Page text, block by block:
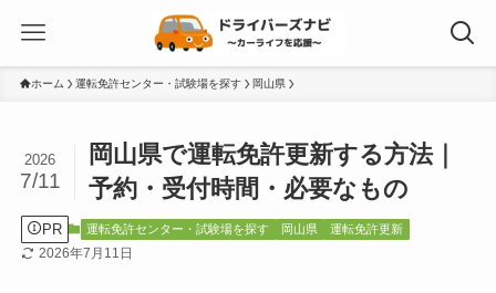
ホーム 運転免許センター・試験場を探す 岡山県
岡山県で運転免許更新する方法｜
予約・受付時間・必要なもの
2026
7/11
PR 運転免許センター・試験場を探す 岡山県 運転免許更新
2026年7月11日